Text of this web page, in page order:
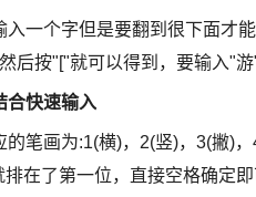
个字但是要翻到很下面才能
后按"["就可以得到，要输入"游
快速输入
画为:1(横)，2(竖)，3(撇)，
在了第一位，直接空格确定即